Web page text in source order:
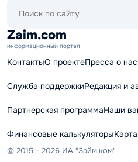
сайту
Zaim.com
информационный портал
КонтактыО проектеПресса о нас
Служба поддержкиРедакция и
Партнерская программаНаши
Финансовые калькуляторы
© 2015 - 2026 ИА "Займ.ком"